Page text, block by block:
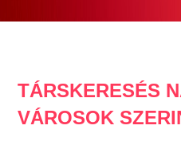
TÁRSKERESÉS
VÁROSOK